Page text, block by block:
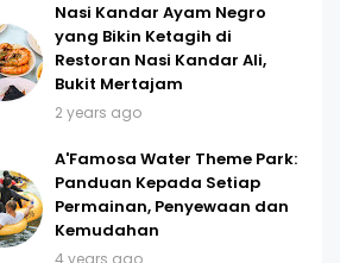
Nasi Kandar Ayam Negro
yang Bikin Ketagih di
Restoran Nasi Kandar Ali,
Bukit Mertajam
2 years ago
A'Famosa Water Theme Park:
Panduan Kepada Setiap
Permainan, Penyewaan dan
Kemudahan
4 years ago